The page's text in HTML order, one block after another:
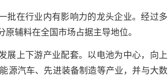
批在行业内有影响力的龙头企业。经过多
辅料在全国市场占据主导地位。
展上下游产业配套。以电池为中心，向上
源汽车、先进装备制造等产业，并与大数